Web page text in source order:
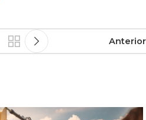
Anterior